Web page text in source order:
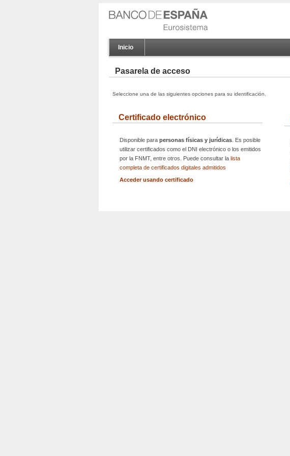
Inicio
Pasarela de acceso
Seleccione una de las siguientes opciones para su identificación.
Certificado electrónico
Disponible parapersonas físicas y jurídicas . Es posible
utilizar certificados como el DNI electrónico o los emitidos
por la FNMT, entre otros. Puede consultar la lista
completa de certificados digitales admitidos
Acceder usando certificado